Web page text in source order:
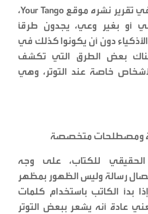
فبحسب ما جاء في تقرير نشره موقع Your Tango،
أو بغير وعي، يجدون طرقاً
دون أن يكونوا كذلك في
بعض الطرق التي تكشف
خاصة عند التوتر، وهي
للكتاب، على وجه
رسالة وليس الظهور بمظهر
بدأ الكاتب باستخدام كلمات
عادة أنه يشعر ببعض التوتر